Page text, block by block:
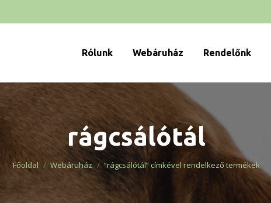
Rólunk Webáruház Rendelőnk
rágcsálótál
You are here:
Főoldal Webáruház “rágcsálótál” címkével rendelkező termékek